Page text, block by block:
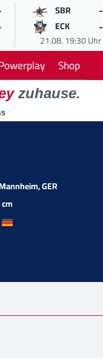
SBR -
ECK -
21.08. 19:30 Uhr
Shop
zuhause.
GER